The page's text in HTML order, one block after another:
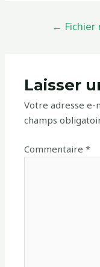
←
Laisser
Votre adresse e-
champs
Commentaire*